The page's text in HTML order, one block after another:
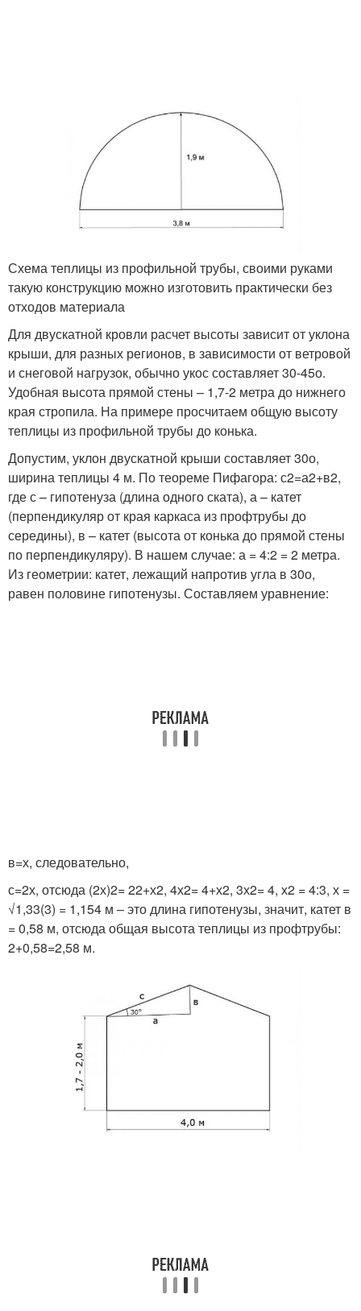
Схема теплицы из профильной трубы, своими руками
такую конструкцию можно изготовить практически без
отходов материала
Для двускатной кровли расчет высоты зависит от уклона
крыши, для разных регионов, в зависимости от ветровой
и снеговой нагрузок, обычно укос составляет 30-45о.
Удобная высота прямой стены – 1,7-2 метра до нижнего
края стропила. На примере просчитаем общую высоту
теплицы из профильной трубы до конька.
Допустим, уклон двускатной крыши составляет 30о,
ширина теплицы 4 м. По теореме Пифагора: с2=а2+в2,
где с – гипотенуза (длина одного ската), а – катет
(перпендикуляр от края каркаса из профтрубы до
середины), в – катет (высота от конька до прямой стены
по перпендикуляру). В нашем случае: а = 4:2 = 2 метра.
Из геометрии: катет, лежащий напротив угла в 30о,
равен половине гипотенузы. Составляем уравнение:
в=х, следовательно,
с=2х, отсюда (2х)2= 22+х2, 4х2= 4+х2, 3х2= 4, х2 = 4:3, х =
√1,33(3) = 1,154 м – это длина гипотенузы, значит, катет в
= 0,58 м, отсюда общая высота теплицы из профтрубы:
2+0,58=2,58 м.